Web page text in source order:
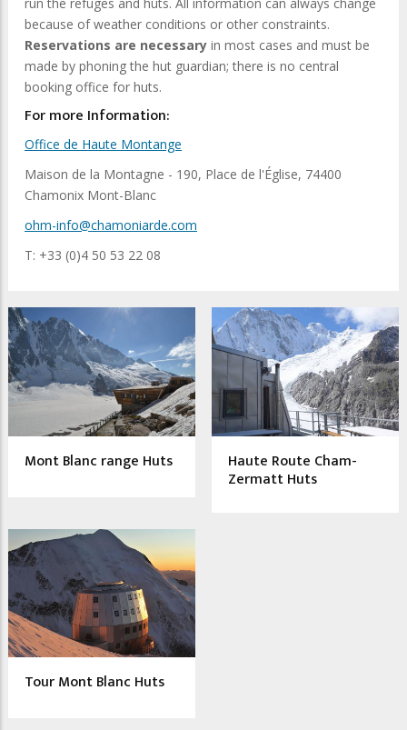
run the refuges and huts. All information can always change
because of weather conditions or other constraints.
Reservations are necessary in most cases and must be
made by phoning the hut guardian; there is no central
booking office for huts.
For more Information:
Office de Haute Montange
Maison de la Montagne - 190, Place de l'Église, 74400
Chamonix Mont-Blanc
ohm-info@chamoniarde.com
T: +33 (0)4 50 53 22 08
Mont Blanc range Huts Haute Route Cham-
Zermatt Huts
Tour Mont Blanc Huts